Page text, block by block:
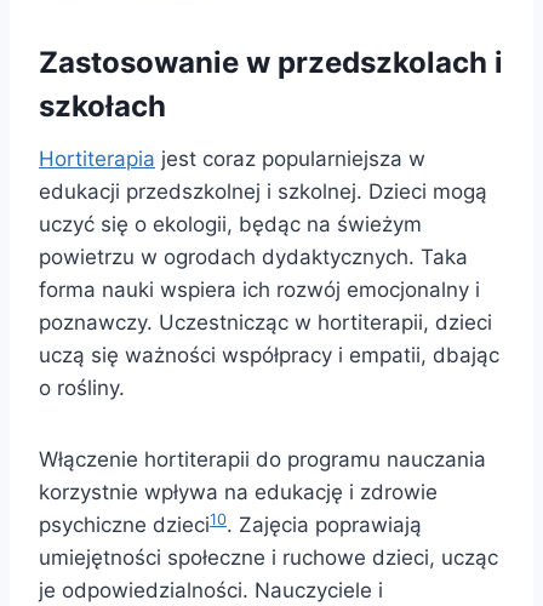
Zastosowanie w przedszkolach i
szkołach
Hortiterapia jest coraz popularniejsza w
edukacji przedszkolnej i szkolnej. Dzieci mogą
uczyć się o ekologii, będąc na świeżym
powietrzu w ogrodach dydaktycznych. Taka
forma nauki wspiera ich rozwój emocjonalny i
poznawczy. Uczestnicząc w hortiterapii, dzieci
uczą się ważności współpracy i empatii, dbając
o rośliny.
Włączenie hortiterapii do programu nauczania
korzystnie wpływa na edukację i zdrowie
psychiczne dzieci10. Zajęcia poprawiają
umiejętności społeczne i ruchowe dzieci, ucząc
je odpowiedzialności. Nauczyciele i